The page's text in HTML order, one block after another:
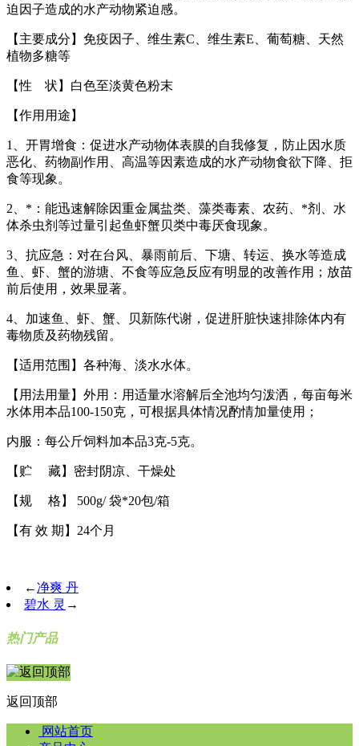
迫因子造成的水产动物紧迫感。
【主要成分】免疫因子、维生素C、维生素E、葡萄糖、天然
植物多糖等
【性 状】白色至淡黄色粉末
【作用用途】
1、开胃增食：促进水产动物体表膜的自我修复，防止因水质
恶化、药物副作用、高温等因素造成的水产动物食欲下降、拒
食等现象。
2、*：能迅速解除因重金属盐类、藻类毒素、农药、*剂、水
体杀虫剂等过量引起鱼虾蟹贝类中毒厌食现象。
3、抗应急：对在台风、暴雨前后、下塘、转运、换水等造成
鱼、虾、蟹的游塘、不食等应急反应有明显的改善作用；放苗
前后使用，效果显著。
4、加速鱼、虾、蟹、贝新陈代谢，促进肝脏快速排除体内有
毒物质及药物残留。
【适用范围】各种海、淡水水体。
【用法用量】外用：用适量水溶解后全池均匀泼洒，每亩每米
水体用本品100-150克，可根据具体情况酌情加量使用；
内服：每公斤饲料加本品3克-5克。
【贮 藏】密封阴凉、干燥处
【规 格】 500g/ 袋*20包/箱
【有 效 期】24个月
←净爽 丹
碧水 灵 →
热门产品
返回顶部
网站首页